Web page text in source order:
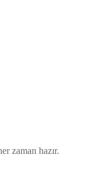
zaman hazır.